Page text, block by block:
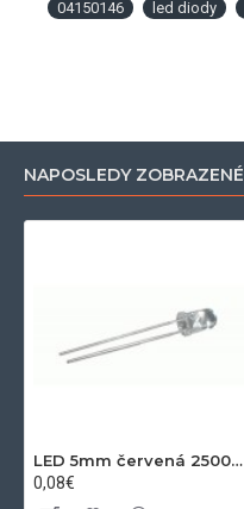
04150146
led diody
NAPOSLEDY ZOBRAZENÉ
LED 5mm červená 2500mcd 15° číra
0,08€